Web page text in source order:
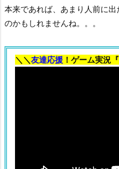
本来であれば、あまり人前に
のかもしれませんね。。。
＼＼友達応援 ！ゲーム実況『